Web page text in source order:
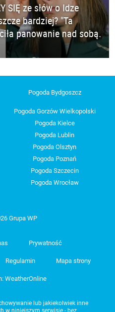
SIĘ ze słów o Idze
bardziej? "Ta
panowanie nad sobą.
Pogoda Bydgoszcz
Pogoda Gorzów Wielkopolski
Pogoda Kielce
Pogoda Lublin
Pogoda Olsztyn
Pogoda Poznań
Pogoda Szczecin
Pogoda Wrocław
Grupa WP
Prywatność
Regulamin Mapa strony
WeatherOnline
lub jakiekolwiek inne
w niniejszym serwisie - bez